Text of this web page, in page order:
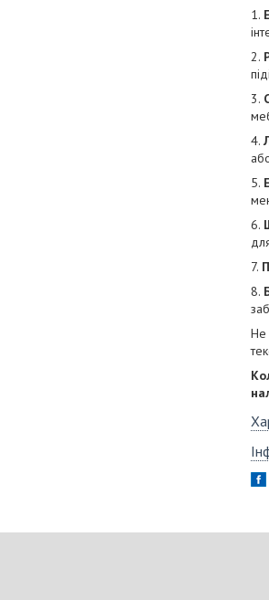
1.
2.
3.
4.
5.
6.
7.
8.
Не